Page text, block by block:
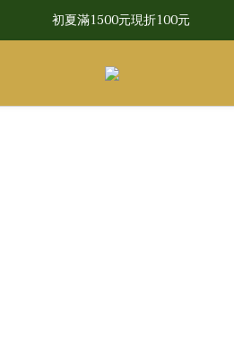
CRAFTED WITH LOVE IN TAIWAN
初夏滿1500元現折100元